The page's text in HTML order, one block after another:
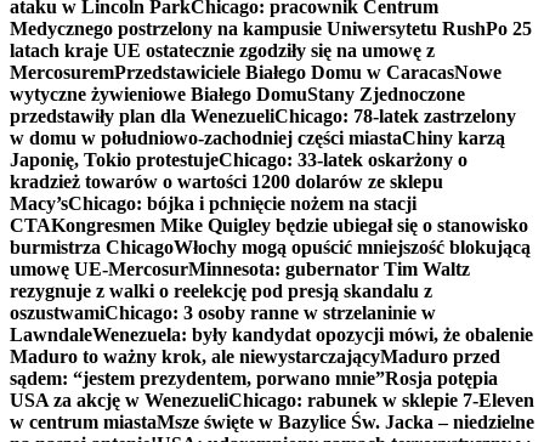
ataku w Lincoln ParkChicago: pracownik Centrum
Medycznego postrzelony na kampusie Uniwersytetu RushPo 25
latach kraje UE ostatecznie zgodziły się na umowę z
MercosuremPrzedstawiciele Białego Domu w CaracasNowe
wytyczne żywieniowe Białego DomuStany Zjednoczone
przedstawiły plan dla WenezueliChicago: 78-latek zastrzelony
w domu w południowo-zachodniej części miastaChiny karzą
Japonię, Tokio protestujeChicago: 33-latek oskarżony o
kradzież towarów o wartości 1200 dolarów ze sklepu
Macy’sChicago: bójka i pchnięcie nożem na stacji
CTAKongresmen Mike Quigley będzie ubiegał się o stanowisko
burmistrza ChicagoWłochy mogą opuścić mniejszość blokującą
umowę UE-MercosurMinnesota: gubernator Tim Waltz
rezygnuje z walki o reelekcję pod presją skandalu z
oszustwamiChicago: 3 osoby ranne w strzelaninie w
LawndaleWenezuela: były kandydat opozycji mówi, że obalenie
Maduro to ważny krok, ale niewystarczającyMaduro przed
sądem: “jestem prezydentem, porwano mnie”Rosja potępia
USA za akcję w WenezueliChicago: rabunek w sklepie 7-Eleven
w centrum miastaMsze święte w Bazylice Św. Jacka – niedzielne